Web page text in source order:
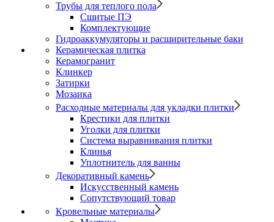
Трубы для теплого пола
Сшитые ПЭ
Комплектующие
Гидроаккумуляторы и расширительные баки
Керамическая плитка
Керамогранит
Клинкер
Затирки
Мозаика
Расходные материалы для укладки плитки
Крестики для плитки
Уголки для плитки
Система выравнивания плитки
Клинья
Уплотнитель для ванны
Декоративный камень
Искусственный камень
Сопутствующий товар
Кровельные материалы